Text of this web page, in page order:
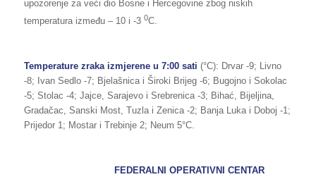
upozorenje za veći dio Bosne i Hercegovine zbog niskih
temperatura između – 10 i -3 0C.
Temperature zraka izmjerene u 7:00 sati (°C): Drvar -9; Livno
-8; Ivan Sedlo -7; Bjelašnica i Široki Brijeg -6; Bugojno i Sokolac
-5; Stolac -4; Jajce, Sarajevo i Srebrenica -3; Bihać, Bijeljina,
Gradačac, Sanski Most, Tuzla i Zenica -2; Banja Luka i Doboj -1;
Prijedor 1; Mostar i Trebinje 2; Neum 5°C.
FEDERALNI OPERATIVNI CENTAR